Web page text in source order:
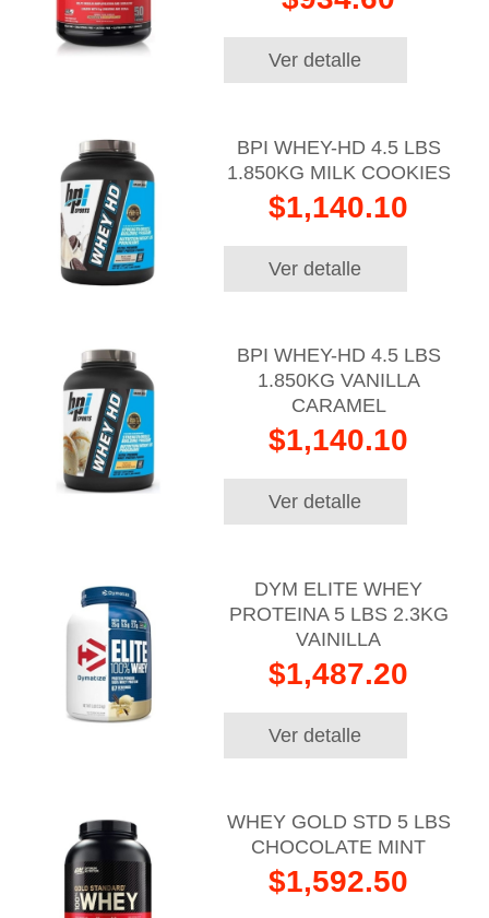
Ver detalle
BPI WHEY-HD 4.5 LBS
1.850KG MILK COOKIES
$1,140.10
Ver detalle
BPI WHEY-HD 4.5 LBS
1.850KG VANILLA
CARAMEL
$1,140.10
Ver detalle
DYM ELITE WHEY
PROTEINA 5 LBS 2.3KG
VAINILLA
$1,487.20
Ver detalle
WHEY GOLD STD 5 LBS
CHOCOLATE MINT
$1,592.50